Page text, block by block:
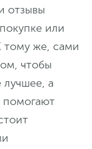
отзывы
или
тому же, сами
чтобы
лучшее, а
помогают